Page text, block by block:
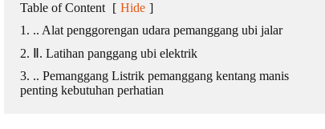
Table of Content [ Hide ]
1. .. Alat penggorengan udara pemanggang ubi jalar
2. Ⅱ. Latihan panggang ubi elektrik
3. .. Pemanggang Listrik pemanggang kentang manis
penting kebutuhan perhatian